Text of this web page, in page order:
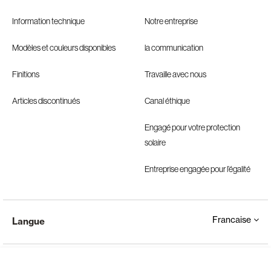
Information technique
Modèles et couleurs disponibles
Finitions
Articles discontinués
Notre entreprise
la communication
Travaille avec nous
Canal éthique
Engagé pour votre protection
solaire
Entreprise engagée pour l’égalité
Langue Francaise